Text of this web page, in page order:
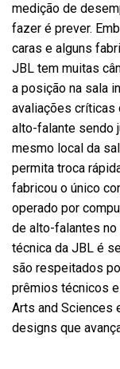
medição de
fazer é prever.
caras e alguns
JBL tem muitas
a posição na sala
avaliações críticas
alto-falante sendo
mesmo local da
permita troca
fabricou o único
operado por
de alto-falantes
técnica da JBL é
são respeitados
prêmios técnicos
Arts and Sciences
designs que